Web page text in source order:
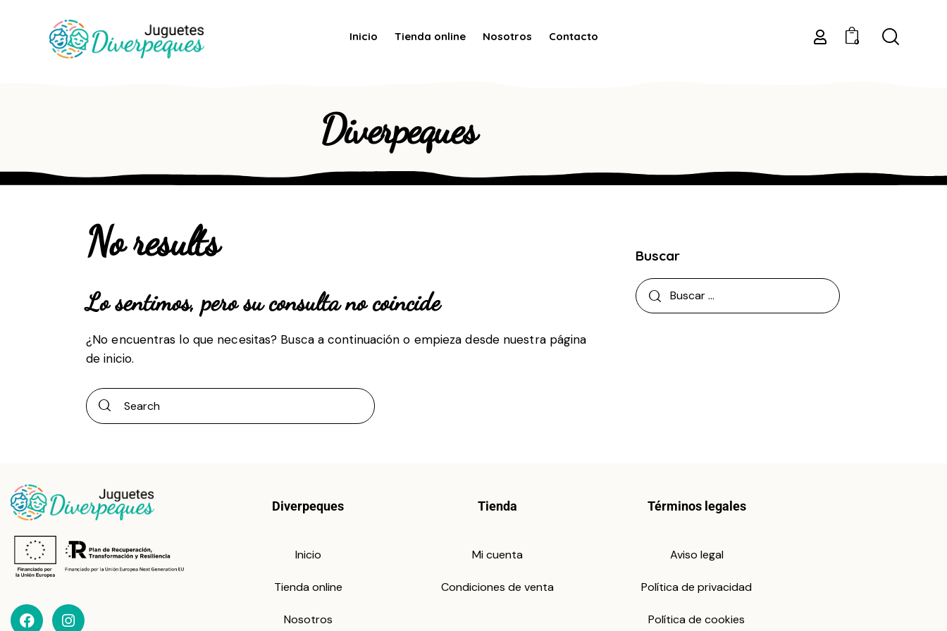
Inicio Tienda online Nosotros Contacto 0
Diverpeques
No results
Lo sentimos, pero su consulta no coincide
¿No encuentras lo que necesitas? Busca a continuación o empieza desde nuestra página
de inicio.
Buscar
Diverpeques
Inicio
Tienda online
Nosotros
Tienda
Mi cuenta
Condiciones de venta
Términos legales
Aviso legal
Política de privacidad
Política de cookies